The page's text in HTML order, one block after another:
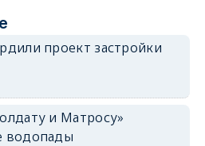
проект застройки
и Матросу»
водопады